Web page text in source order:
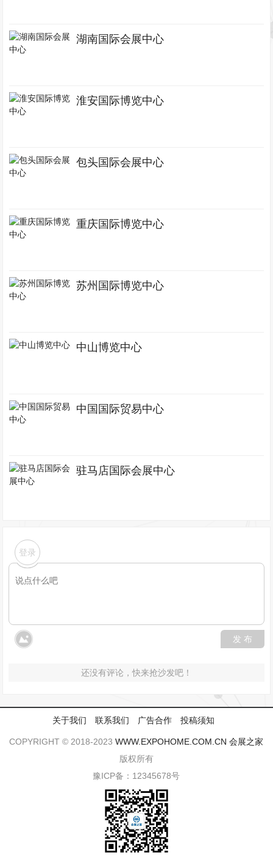
湖南国际会展中心
淮安国际博览中心
包头国际会展中心
重庆国际博览中心
苏州国际博览中心
中山博览中心
中国国际贸易中心
驻马店国际会展中心
登录
发 布
还没有评论，快来抢沙发吧！
关于我们 联系我们 广告合作 投稿须知
COPYRIGHT © 2018-2023WWW.EXPOHOME.COM.CN 会展之家
版权所有
豫ICP备：12345678号